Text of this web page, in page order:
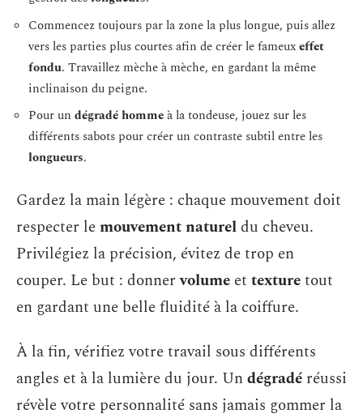
Commencez toujours par la zone la plus longue, puis allez
vers les parties plus courtes afin de créer le fameuxeffet
fondu. Travaillez mèche à mèche, en gardant la même
inclinaison du peigne.
Pour un dégradé hommeà la tondeuse, jouez sur les
différents sabots pour créer un contraste subtil entre les
longueurs.
Gardez la main légère : chaque mouvement doit
respecter lemouvement natureldu cheveu.
Privilégiez la précision, évitez de trop en
couper. Le but : donnervolume et texturetout
en gardant une belle fluidité à la coiffure.
À la fin, vérifiez votre travail sous différents
angles et à la lumière du jour. Undégradé réussi
révèle votre personnalité sans jamais gommer la